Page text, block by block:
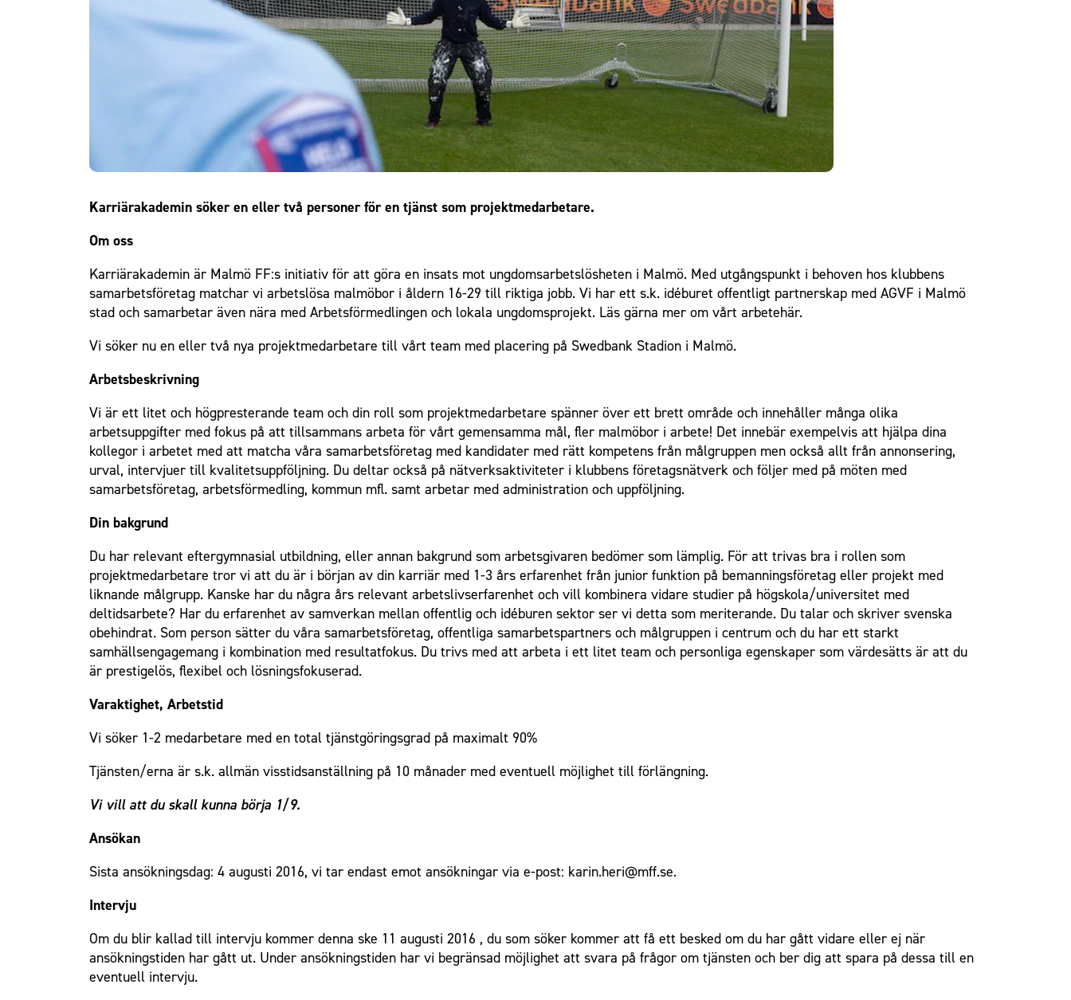
Om Malmö FF
Karriärakademin söker en eller två personer för en tjänst som projektmedarbetare.
Om oss
Karriärakademin är Malmö FF:s initiativ för att göra en insats mot ungdomsarbetslösheten i Malmö. Med utgångspunkt i behoven hos klubbens
samarbetsföretag matchar vi arbetslösa malmöbor i åldern 16-29 till riktiga jobb. Vi har ett s.k. idéburet offentligt partnerskap med AGVF i Malmö
stad och samarbetar även nära med Arbetsförmedlingen och lokala ungdomsprojekt. Läs gärna mer om vårt arbetehär.
Vi söker nu en eller två nya projektmedarbetare till vårt team med placering på Swedbank Stadion i Malmö.
Arbetsbeskrivning
Vi är ett litet och högpresterande team och din roll som projektmedarbetare spänner över ett brett område och innehåller många olika
arbetsuppgifter med fokus på att tillsammans arbeta för vårt gemensamma mål, fler malmöbor i arbete! Det innebär exempelvis att hjälpa dina
kollegor i arbetet med att matcha våra samarbetsföretag med kandidater med rätt kompetens från målgruppen men också allt från annonsering,
urval, intervjuer till kvalitetsuppföljning. Du deltar också på nätverksaktiviteter i klubbens företagsnätverk och följer med på möten med
samarbetsföretag, arbetsförmedling, kommun mfl. samt arbetar med administration och uppföljning.
Din bakgrund
Du har relevant eftergymnasial utbildning, eller annan bakgrund som arbetsgivaren bedömer som lämplig. För att trivas bra i rollen som
projektmedarbetare tror vi att du är i början av din karriär med 1-3 års erfarenhet från junior funktion på bemanningsföretag eller projekt med
liknande målgrupp. Kanske har du några års relevant arbetslivserfarenhet och vill kombinera vidare studier på högskola/universitet med
deltidsarbete? Har du erfarenhet av samverkan mellan offentlig och idéburen sektor ser vi detta som meriterande. Du talar och skriver svenska
obehindrat. Som person sätter du våra samarbetsföretag, offentliga samarbetspartners och målgruppen i centrum och du har ett starkt
samhällsengagemang i kombination med resultatfokus. Du trivs med att arbeta i ett litet team och personliga egenskaper som värdesätts är att du
är prestigelös, flexibel och lösningsfokuserad.
Varaktighet, Arbetstid
Vi söker 1-2 medarbetare med en total tjänstgöringsgrad på maximalt 90%
Tjänsten/erna är s.k. allmän visstidsanställning på 10 månader med eventuell möjlighet till förlängning.
Vi vill att du skall kunna börja 1/9.
Ansökan
Sista ansökningsdag: 4 augusti 2016, vi tar endast emot ansökningar via e-post: karin.heri@mff.se.
Intervju
Om du blir kallad till intervju kommer denna ske 11 augusti 2016 , du som söker kommer att få ett besked om du har gått vidare eller ej när
ansökningstiden har gått ut. Under ansökningstiden har vi begränsad möjlighet att svara på frågor om tjänsten och ber dig att spara på dessa till en
eventuell intervju.